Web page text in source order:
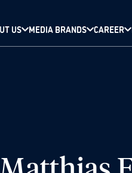
US MEDIA BRANDS CAREER